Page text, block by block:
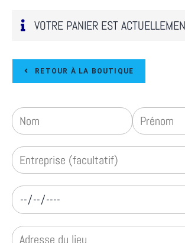
VOTRE PANIER EST
RETOUR À LA BOUTIQUE